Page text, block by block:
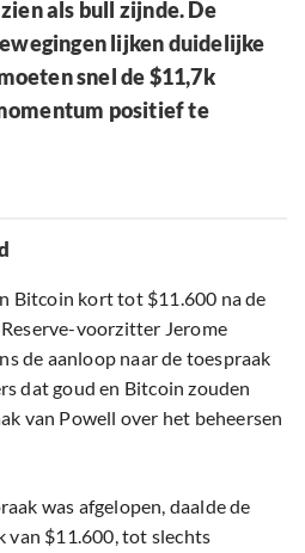
als bull zijnde. De
lijken duidelijke
snel de $11,7k
positief te
Bitcoin kort tot $11.600 na de
voorzitter Jerome
de aanloop naar de toespraak
dat goud en Bitcoin zouden
van Powell over het beheersen
was afgelopen, daalde de
van $11.600, tot slechts